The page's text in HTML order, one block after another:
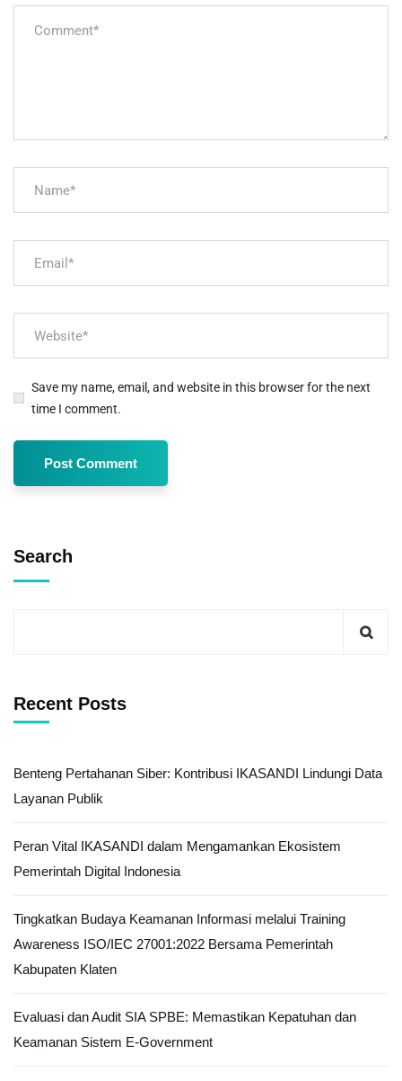
Save my name, email, and website in this browser for the next
time I comment.
Search
Recent Posts
Benteng Pertahanan Siber: Kontribusi IKASANDI Lindungi Data
Layanan Publik
Peran Vital IKASANDI dalam Mengamankan Ekosistem
Pemerintah Digital Indonesia
Tingkatkan Budaya Keamanan Informasi melalui Training
Awareness ISO/IEC 27001:2022 Bersama Pemerintah
Kabupaten Klaten
Evaluasi dan Audit SIA SPBE: Memastikan Kepatuhan dan
Keamanan Sistem E-Government